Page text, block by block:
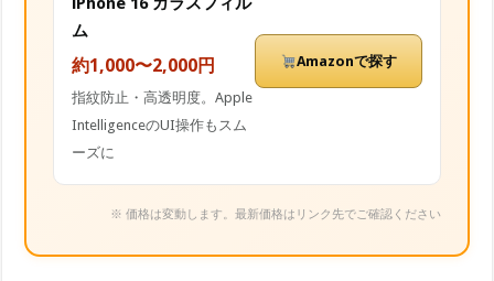
ム
約1,000〜2,000円
指紋防止・高透明度。Apple
IntelligenceのUI操作もスム
ーズに
Amazonで探す
※ 価格は変動します。最新価格はリンク先でご確認ください